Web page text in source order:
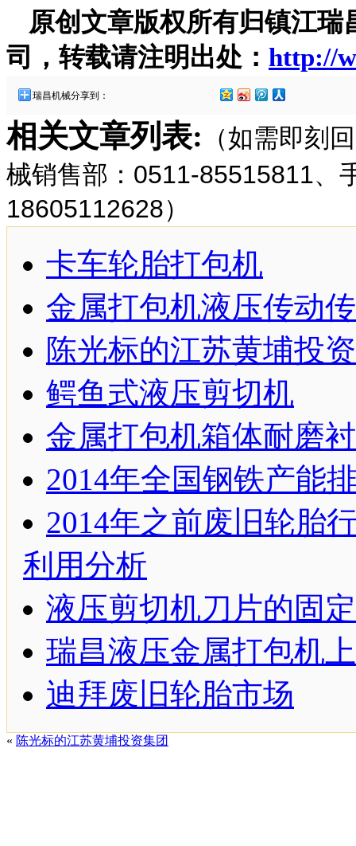
原创文章版权所有归镇江瑞
司，转载请注明出处： http://
瑞昌机械分享到：
相关文章列表: （如需即刻
械销售部：0511-85515811、
18605112628）
卡车轮胎打包机
金属打包机液压传动
陈光标的江苏黄埔投
鳄鱼式液压剪切机
金属打包机箱体耐磨
2014年全国钢铁产能
2014年之前废旧轮胎
利用分析
液压剪切机刀片的固
瑞昌液压金属打包机
迪拜废旧轮胎市场
« 陈光标的江苏黄埔投资集团